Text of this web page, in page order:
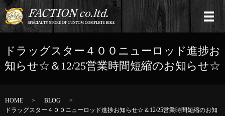
ドラッグスター４００ニューロッド進捗お
知らせ☆＆12/25営業時間短縮のお知らせ☆
HOME
BLOG
ドラッグスター４００ニューロッド進捗お知らせ☆＆12/25営業時間短縮のお知